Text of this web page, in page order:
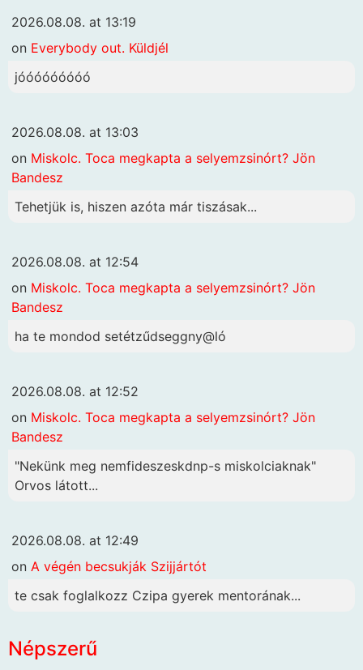
2026.08.08. at 13:19
on Everybody out. Küldjél
jóóóóóóóóó
2026.08.08. at 13:03
on Miskolc. Toca megkapta a selyemzsinórt? Jön
Bandesz
Tehetjük is, hiszen azóta már tiszásak...
2026.08.08. at 12:54
on Miskolc. Toca megkapta a selyemzsinórt? Jön
Bandesz
ha te mondod setétzűdseggny@ló
2026.08.08. at 12:52
on Miskolc. Toca megkapta a selyemzsinórt? Jön
Bandesz
"Nekünk meg nemfideszeskdnp-s miskolciaknak"
Orvos látott...
2026.08.08. at 12:49
on A végén becsukják Szijjártót
te csak foglalkozz Czipa gyerek mentorának...
Népszerű